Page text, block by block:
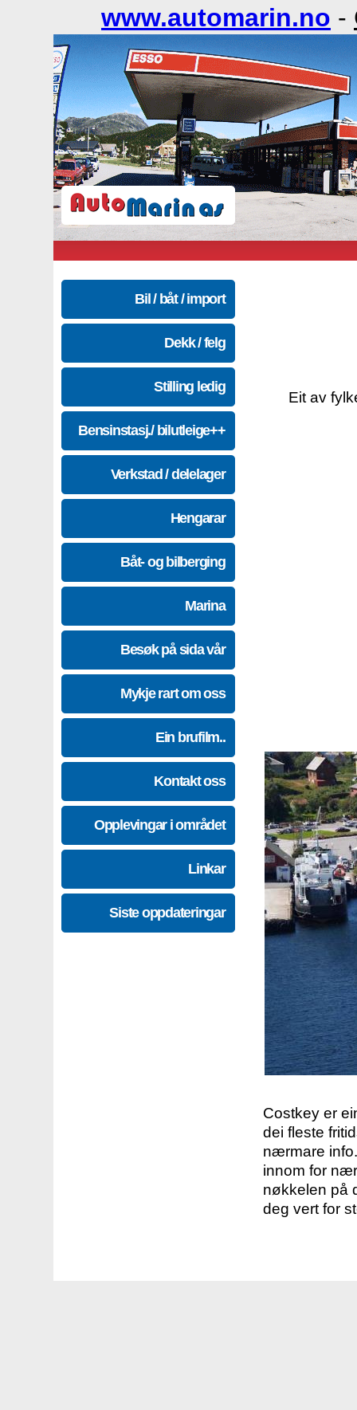
www.automarin.no -
Bil / båt / import
Dekk / felg
Stilling ledig
Bensinstasj./ bilutleige++
Verkstad / delelager
Hengarar
Båt- og bilberging
Marina
Besøk på sida vår
Mykje rart om oss
Ein brufilm..
Kontakt oss
Opplevingar i området
Linkar
Siste oppdateringar
Eit av
Costkey er
dei fleste
nærmare
innom for
nøkkelen på
deg vert for